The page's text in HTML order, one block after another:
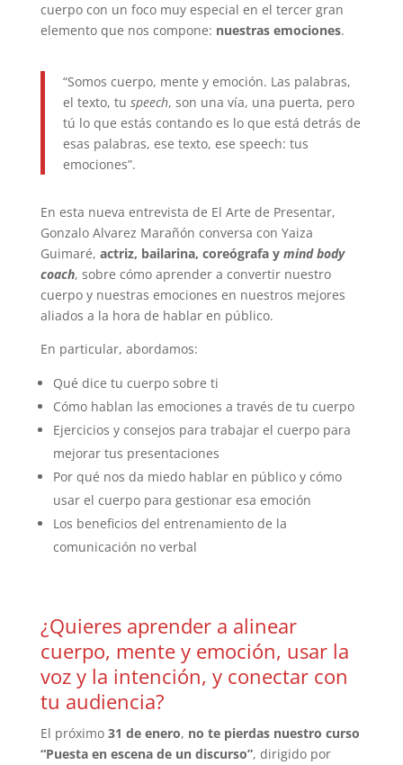
cuerpo con un foco muy especial en el tercer gran
elemento que nos compone: nuestras emociones.
“Somos cuerpo, mente y emoción. Las palabras,
el texto, tu speech, son una vía, una puerta, pero
tú lo que estás contando es lo que está detrás de
esas palabras, ese texto, ese speech: tus
emociones”.
En esta nueva entrevista de El Arte de Presentar,
Gonzalo Alvarez Marañón conversa con Yaiza
Guimaré, actriz, bailarina, coreógrafa y mind body
coach, sobre cómo aprender a convertir nuestro
cuerpo y nuestras emociones en nuestros mejores
aliados a la hora de hablar en público.
En particular, abordamos:
Qué dice tu cuerpo sobre ti
Cómo hablan las emociones a través de tu cuerpo
Ejercicios y consejos para trabajar el cuerpo para
mejorar tus presentaciones
Por qué nos da miedo hablar en público y cómo
usar el cuerpo para gestionar esa emoción
Los beneficios del entrenamiento de la
comunicación no verbal
¿Quieres aprender a alinear
cuerpo, mente y emoción, usar la
voz y la intención, y conectar con
tu audiencia?
El próximo31 de enero, no te pierdas nuestro curso
“Puesta en escena de un discurso”, dirigido por